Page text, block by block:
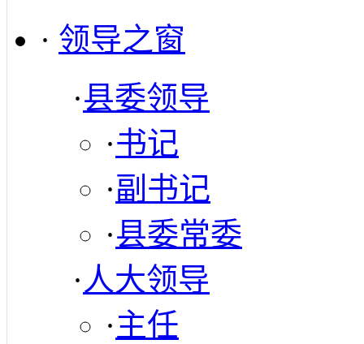
· 领导之窗
·县委领导
·书记
·副书记
·县委常委
· 人大领导
·主任